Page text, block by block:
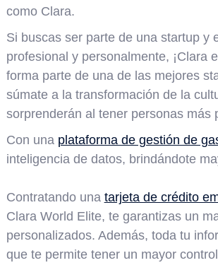
como Clara.
Si buscas ser parte de una startup y
profesional y personalmente, ¡Clara
forma parte de una de las mejores
súmate a la transformación de la
sorprenderán al tener personas más
Con una plataforma de gestión de
inteligencia de datos, brindándote
Contratando una tarjeta de crédito
Clara World Elite, te garantizas un
personalizados. Además, toda tu
que te permite tener un mayor